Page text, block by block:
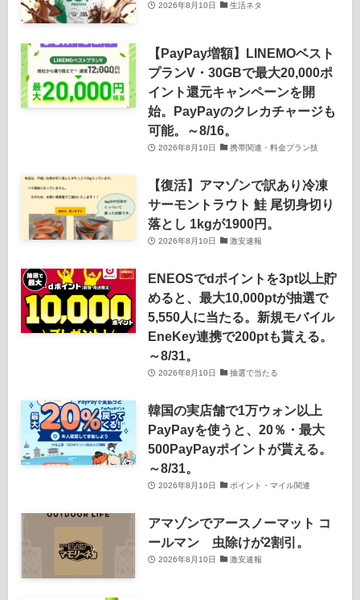
2026年8月10日 生活ネタ
【PayPay増額】LINEMOベスト
プランV・30GBで最大20,000ポ
イント還元キャンペーンを開
始。PayPayのクレカチャージも
可能。～8/16。
2026年8月10日 携帯関連・料金プラン技
【復活】アマゾンで訳あり冷凍
サーモントラウト 鮭 尾切身切り
落とし 1kgが1900円。
2026年8月10日 激安速報
ENEOSでdポイントを3pt以上貯
めると、最大10,000ptが抽選で
5,550人に当たる。新規モバイル
EneKey連携で200ptも貰える。
～8/31。
2026年8月10日 抽選で当たる
韓国の実店舗で1万ウォン以上
PayPayを使うと、20％・最大
500PayPayポイントが貰える。
～8/31。
2026年8月10日 ポイント・マイル関連
アマゾンでアースノーマット コ
ールマン 虫除けが2割引。
2026年8月10日 激安速報